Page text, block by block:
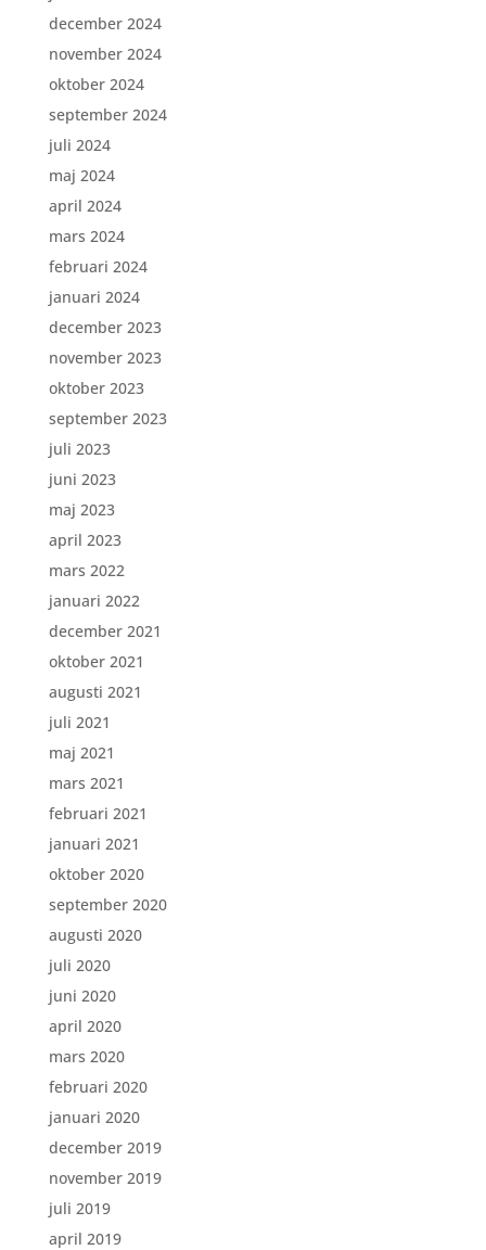
december 2024
november 2024
oktober 2024
september 2024
juli 2024
maj 2024
april 2024
mars 2024
februari 2024
januari 2024
december 2023
november 2023
oktober 2023
september 2023
juli 2023
juni 2023
maj 2023
april 2023
mars 2022
januari 2022
december 2021
oktober 2021
augusti 2021
juli 2021
maj 2021
mars 2021
februari 2021
januari 2021
oktober 2020
september 2020
augusti 2020
juli 2020
juni 2020
april 2020
mars 2020
februari 2020
januari 2020
december 2019
november 2019
juli 2019
april 2019